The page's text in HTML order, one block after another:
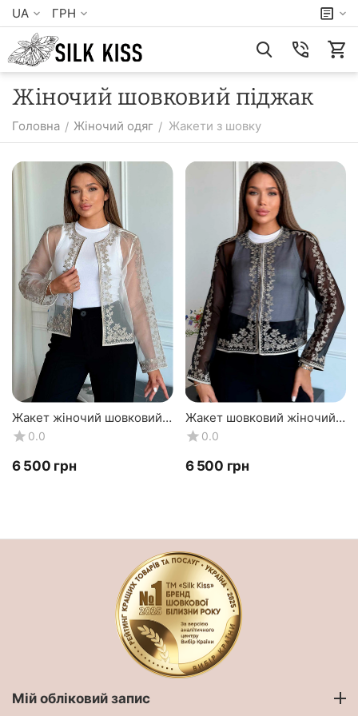
UA ГРН
Жіночий шовковий піджак
Головна / Жіночий одяг / Жакети з шовку
Жакет жіночий шовковий,
колір білий, піджак із
натуральної шовкової
органзи
0.0
‍6 500‍ грн
Жакет шовковий жіночий,
колір чорний, піджак з
натурального шовкової
органзи. Silk Kiss
0.0
‍6 500‍ грн
Мій обліковий запис